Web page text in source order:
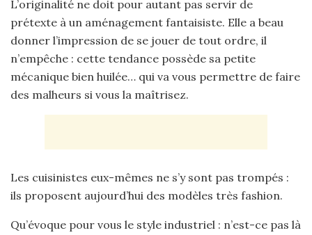
L’originalité ne doit pour autant pas servir de
prétexte à un aménagement fantaisiste. Elle a beau
donner l’impression de se jouer de tout ordre, il
n’empêche : cette tendance possède sa petite
mécanique bien huilée… qui va vous permettre de faire
des malheurs si vous la maîtrisez.
Les cuisinistes eux-mêmes ne s’y sont pas trompés :
ils proposent aujourd’hui des modèles très fashion.
Qu’évoque pour vous le style industriel : n’est-ce pas là